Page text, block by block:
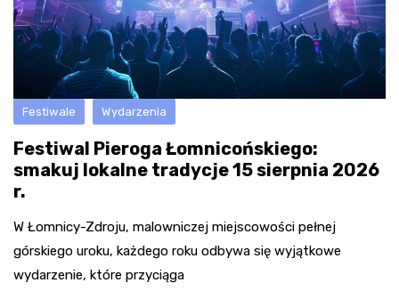
Festiwale Wydarzenia
Festiwal Pieroga Łomnicońskiego:
smakuj lokalne tradycje 15 sierpnia 2026
r.
W Łomnicy-Zdroju, malowniczej miejscowości pełnej
górskiego uroku, każdego roku odbywa się wyjątkowe
wydarzenie, które przyciąga